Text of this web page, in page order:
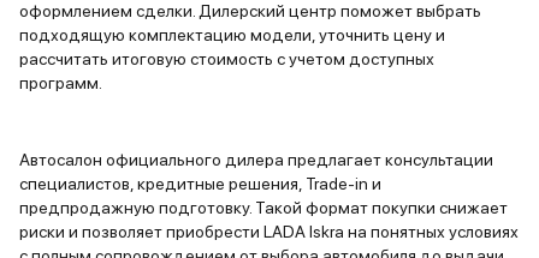
Синий "Капитан" металлик 1 авто Ярославль
2026
и еще 31 опция
1 362 000 ₽
1 017 600 ₽
и еще 41 опция
1 460 000 ₽
1 168 000 ₽
оформлением сделки. Дилерский центр поможет выбрать
подходящую комплектацию модели, уточнить цену и
рассчитать итоговую стоимость с учетом доступных
программ.
Автосалон официального дилера предлагает консультации
специалистов, кредитные решения, Trade-in и
предпродажную подготовку. Такой формат покупки снижает
риски и позволяет приобрести LADA Iskra на понятных условиях